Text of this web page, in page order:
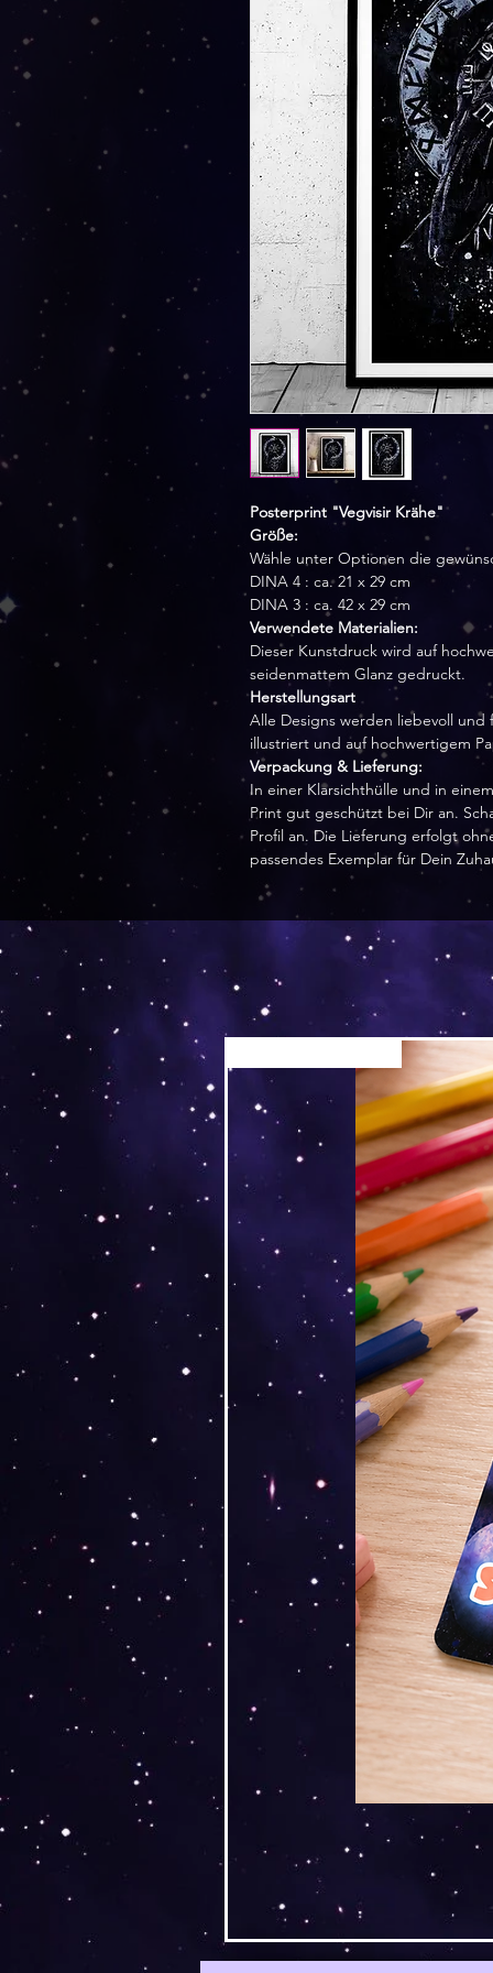
Posterprint "Vegvisir Krähe"
Größe:
Wähle unter Optionen die
DINA 4 : ca. 21 x 29 cm
DINA 3 : ca. 42 x 29 cm
Verwendete Materialien:
Dieser Kunstdruck wird auf
seidenmattem Glanz gedruckt.
Herstellungsart
Alle Designs werden liebevoll
illustriert und auf hochwertigem
Verpackung & Lieferung:
In einer Klarsichthülle und in
Print gut geschützt bei Dir an.
Profil an. Die Lieferung erfolgt
passendes Exemplar für Dein